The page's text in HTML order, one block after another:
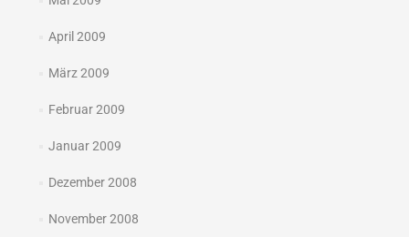
April 2009
März 2009
Februar 2009
Januar 2009
Dezember 2008
November 2008